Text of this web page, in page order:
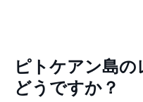
ピトケアン島
どうですか？